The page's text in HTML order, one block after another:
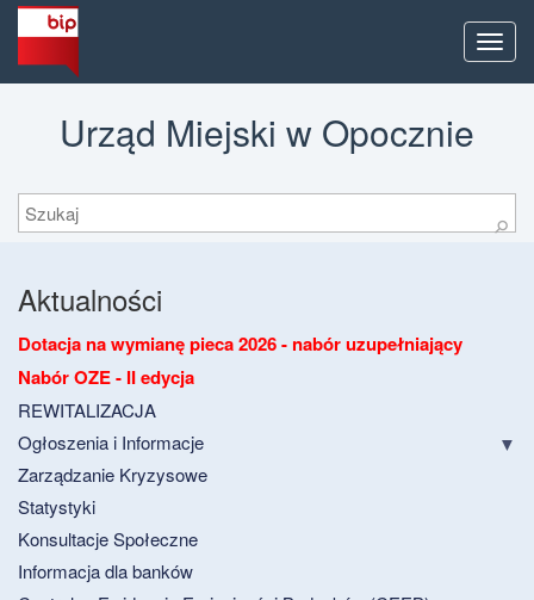
Menu
Urząd Miejski w Opocznie
Szukaj
⚲
Aktualności
Dotacja na wymianę pieca 2026 - nabór uzupełniający
Nabór OZE - II edycja
REWITALIZACJA
Ogłoszenia i Informacje
Zarządzanie Kryzysowe
Statystyki
Konsultacje Społeczne
Informacja dla banków